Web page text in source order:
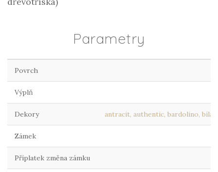
Parametry
Povrch
Výplň
Dekory antracit, authentic, bardolino, bílá
Zámek
Příplatek změna zámku